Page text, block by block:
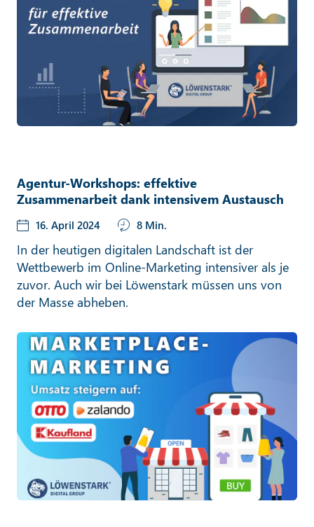
Agentur-Workshops: effektive
Zusammenarbeit dank intensivem Austausch
16. April 2024 8 Min.
In der heutigen digitalen Landschaft ist der
Wettbewerb im Online-Marketing intensiver als je
zuvor. Auch wir bei Löwenstark müssen uns von
der Masse abheben.